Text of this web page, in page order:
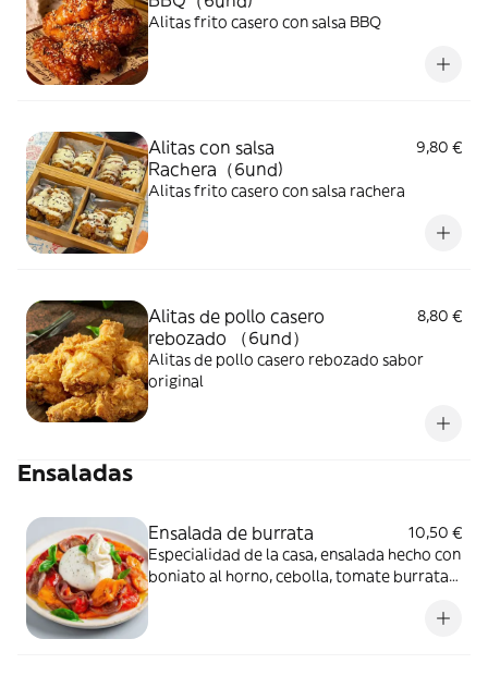
Alitas frito casero con salsa BBQ
Alitas con salsa
Rachera（6und)
9,80 €
Alitas frito casero con salsa rachera
Alitas de pollo casero
rebozado （6und）
8,80 €
Alitas de pollo casero rebozado sabor
original
Ensaladas
Ensalada de burrata
10,50 €
Especialidad de la casa, ensalada hecho con
boniato al horno, cebolla, tomate burrata